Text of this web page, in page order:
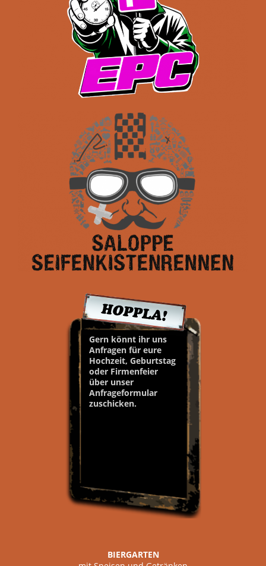
Gern könnt ihr uns
Anfragen für eure
Hochzeit, Geburtstag
oder Firmenfeier
über unser
Anfrageformular
zuschicken.
BIERGARTEN